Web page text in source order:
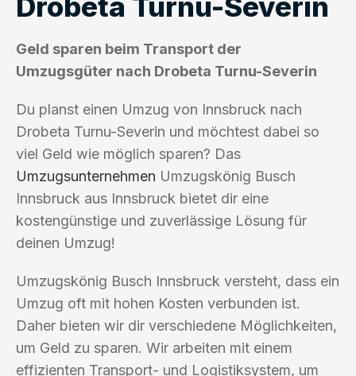
Geld sparen beim Transport der
Umzugsgüter nach Drobeta Turnu-Severin
Du planst einen Umzug von Innsbruck nach
Drobeta Turnu-Severin und möchtest dabei so
viel Geld wie möglich sparen? Das
Umzugsunternehmen Umzugskönig Busch
Innsbruck aus Innsbruck bietet dir eine
kostengünstige und zuverlässige Lösung für
deinen Umzug!
Umzugskönig Busch Innsbruck versteht, dass ein
Umzug oft mit hohen Kosten verbunden ist.
Daher bieten wir dir verschiedene Möglichkeiten,
um Geld zu sparen. Wir arbeiten mit einem
effizienten Transport- und Logistiksystem, um